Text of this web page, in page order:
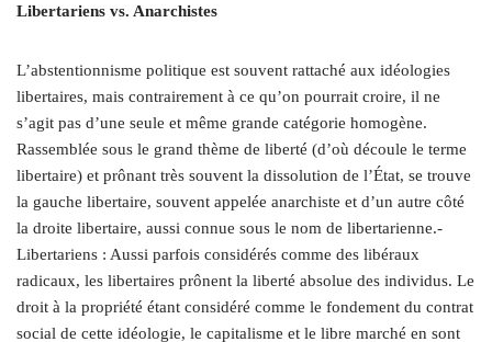
Libertariens vs. Anarchistes
L’abstentionnisme politique est souvent rattaché aux idéologies
libertaires, mais contrairement à ce qu’on pourrait croire, il ne
s’agit pas d’une seule et même grande catégorie homogène.
Rassemblée sous le grand thème de liberté (d’où découle le terme
libertaire) et prônant très souvent la dissolution de l’État, se trouve
la gauche libertaire, souvent appelée anarchiste et d’un autre côté
la droite libertaire, aussi connue sous le nom de libertarienne.-
Libertariens : Aussi parfois considérés comme des libéraux
radicaux, les libertaires prônent la liberté absolue des individus. Le
droit à la propriété étant considéré comme le fondement du contrat
social de cette idéologie, le capitalisme et le libre marché en sont